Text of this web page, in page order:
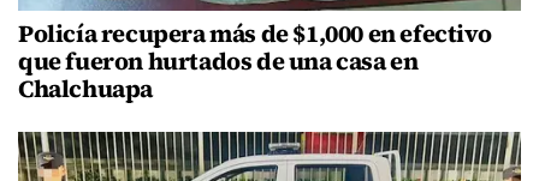
Policía recupera más de $1,000 en efectivo
que fueron hurtados de una casa en
Chalchuapa